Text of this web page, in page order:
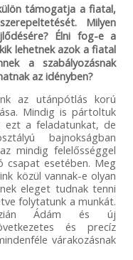
támogatja a fiatal,
Milyen
Élni fog-e a
lehetnek azok a fiatal
a szabályozásnak
az idényben?
az utánpótlás korú
Mindig is pártoltuk
ezt a feladatunkat, de
bajnokságban
mindig felelősséggel
csapat esetében. Meg
közül vannak-e olyan
eleget tudnak tenni
folytatunk a munkát.
Ádám és új
és precíz
várakozásnak